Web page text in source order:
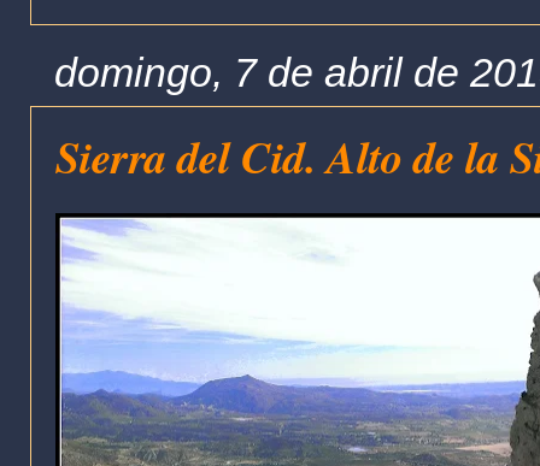
domingo, 7 de abril de
Sierra del Cid. Alto de la